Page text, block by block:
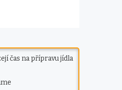
čas na přípravu jídla